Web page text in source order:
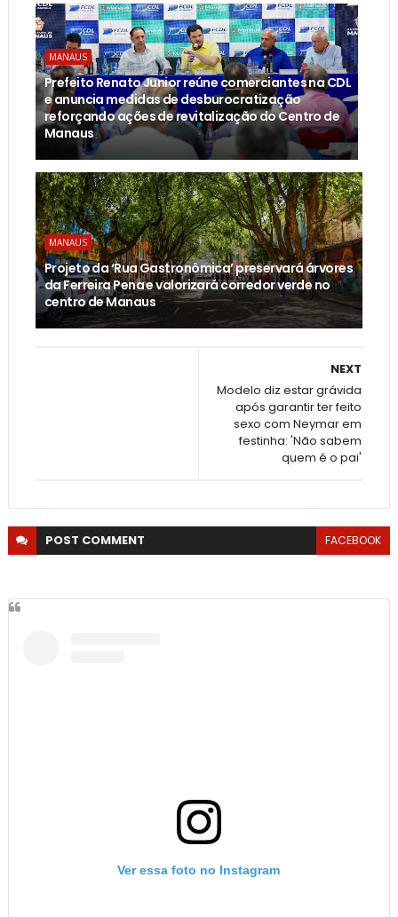
MANAUS
Prefeito Renato Junior reúne comerciantes na CDL
e anuncia medidas de desburocratização
reforçando ações de revitalização do Centro de
Manaus
MANAUS
Projeto da ‘Rua Gastronômica’ preservará árvores
da Ferreira Pena e valorizará corredor verde no
centro de Manaus
NEXT
Modelo diz estar grávida
após garantir ter feito
sexo com Neymar em
festinha: 'Não sabem
quem é o pai'
POST COMMENT FACEBOOK
Ver essa foto no Instagram